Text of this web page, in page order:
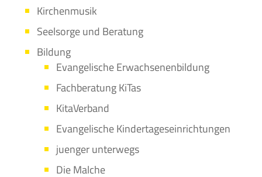
Kirchenmusik
Seelsorge und Beratung
Bildung
Evangelische Erwachsenenbildung
Fachberatung KiTas
KitaVerband
Evangelische Kindertageseinrichtungen
juenger unterwegs
Die Malche